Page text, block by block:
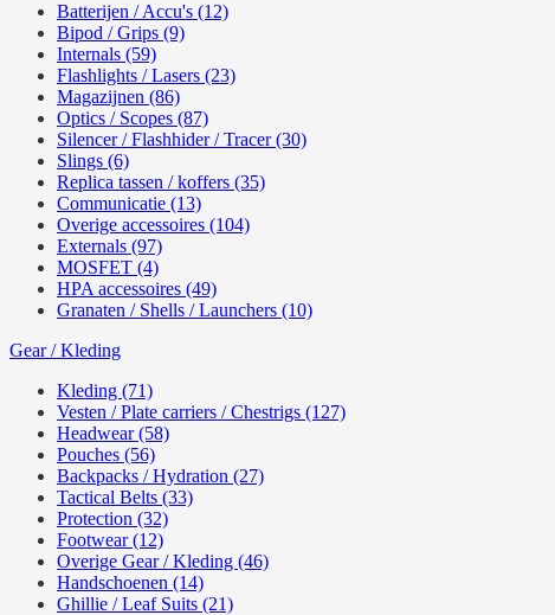
Batterijen / Accu's (12)
Bipod / Grips (9)
Internals (59)
Flashlights / Lasers (23)
Magazijnen (86)
Optics / Scopes (87)
Silencer / Flashhider / Tracer (30)
Slings (6)
Replica tassen / koffers (35)
Communicatie (13)
Overige accessoires (104)
Externals (97)
MOSFET (4)
HPA accessoires (49)
Granaten / Shells / Launchers (10)
Gear / Kleding
Kleding (71)
Vesten / Plate carriers / Chestrigs (127)
Headwear (58)
Pouches (56)
Backpacks / Hydration (27)
Tactical Belts (33)
Protection (32)
Footwear (12)
Overige Gear / Kleding (46)
Handschoenen (14)
Ghillie / Leaf Suits (21)